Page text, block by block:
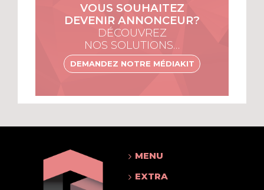
VOUS SOUHAITEZ
DEVENIR ANNONCEUR?
DÉCOUVREZ
NOS SOLUTIONS…
DEMANDEZ NOTRE MÉDIAKIT
MENU
EXTRA